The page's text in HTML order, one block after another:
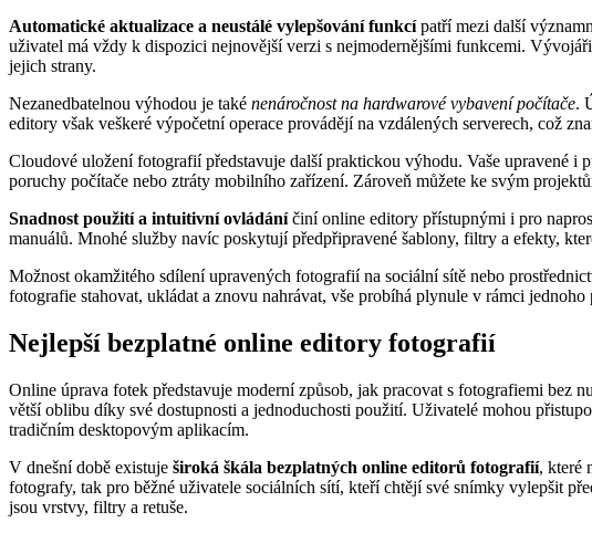
Automatické aktualizace a neustálé vylepšování funkcípatří mezi další
uživatel má vždy k dispozici nejnovější verzi s nejmodernějšími funkcemi.
jejich strany.
Nezanedbatelnou výhodou je také nenáročnost na hardwarové vybavení počítače.
editory však veškeré výpočetní operace provádějí na vzdálených serverech, což
Cloudové uložení fotografií představuje další praktickou výhodu. Vaše upravené i
poruchy počítače nebo ztráty mobilního zařízení. Zároveň můžete ke svým
Snadnost použití a intuitivní ovládáníčiní online editory přístupnými i pro
manuálů. Mnohé služby navíc poskytují předpřipravené šablony, filtry a efekty,
Možnost okamžitého sdílení upravených fotografií na sociální sítě nebo
fotografie stahovat, ukládat a znovu nahrávat, vše probíhá plynule v rámci jednoho
Nejlepší bezplatné online editory fotografií
Online úprava fotek představuje moderní způsob, jak pracovat s fotografiemi bez
větší oblibu díky své dostupnosti a jednoduchosti použití. Uživatelé mohou
tradičním desktopovým aplikacím.
V dnešní době existuje široká škála bezplatných online editorů fotografií, které
fotografy, tak pro běžné uživatele sociálních sítí, kteří chtějí své snímky vylepšit
jsou vrstvy, filtry a retuše.